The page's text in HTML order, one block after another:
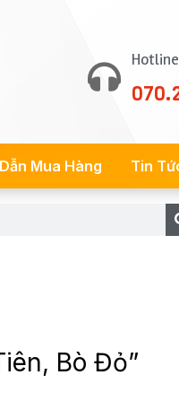
Mua Hàng Tin
Bò Đỏ”